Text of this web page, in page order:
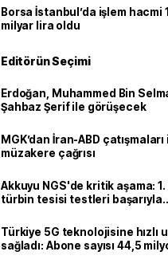
Borsa İstanbul’da işlem hacmi
milyar lira oldu
Editörün Seçimi
Erdoğan, Muhammed Bin
Şahbaz Şerif ile görüşecek
MGK’dan İran-ABD
müzakere çağrısı
Akkuyu NGS'de kritik aşama:
türbin tesisi testleri başarıyla
Türkiye 5G teknolojisine hızlı
sağladı: Abone sayısı 44,5